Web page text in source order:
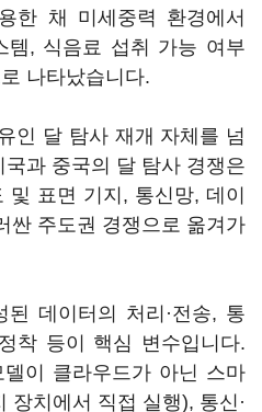
한 채 미세중력 환경에서
템, 식음료 섭취 가능 여부
나타났습니다.
인 달 탐사 재개 자체를 넘
과 중국의 달 탐사 경쟁은
표면 기지, 통신망, 데이
싼 주도권 경쟁으로 옮겨가
데이터의 처리·전송, 통
착 등이 핵심 변수입니다.
이 클라우드가 아닌 스마
장치에서 직접 실행), 통신·